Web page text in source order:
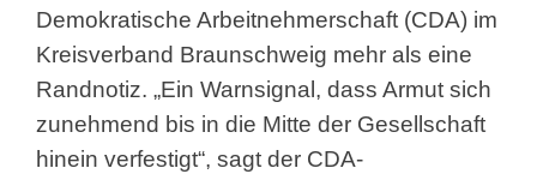
Demokratische Arbeitnehmerschaft (CDA) im
Kreisverband Braunschweig mehr als eine
Randnotiz. „Ein Warnsignal, dass Armut sich
zunehmend bis in die Mitte der Gesellschaft
hinein verfestigt“, sagt der CDA-